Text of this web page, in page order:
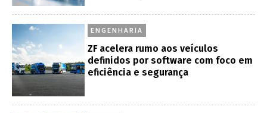
ENGENHARIA
ZF acelera rumo aos veículos
definidos por software com foco em
eficiência e segurança